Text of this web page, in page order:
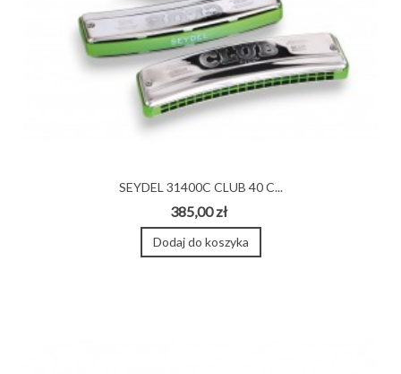
SEYDEL 31400C CLUB 40 C...
385,00 zł
Dodaj do koszyka